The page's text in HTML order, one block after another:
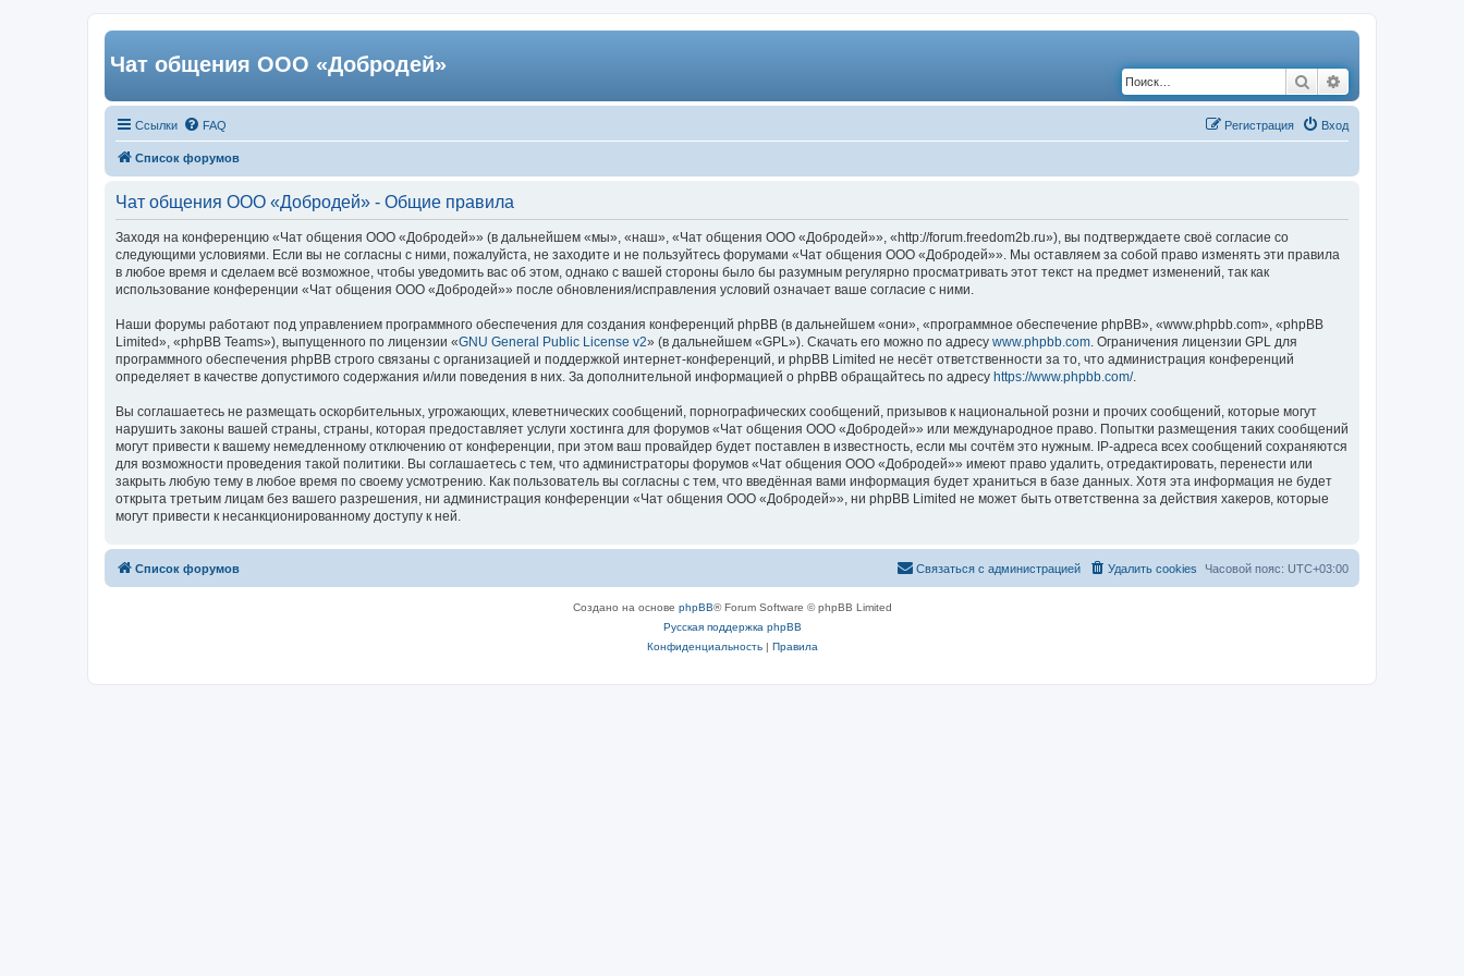
Чат общения ООО «Добродей»
Поиск
Ссылки FAQ Вход
Регистрация
Список форумов
Чат общения ООО «Добродей» - Общие правила
Заходя на конференцию «Чат общения ООО «Добродей»» (в дальнейшем «мы», «наш», «Чат общения ООО «Добродей»», «http://forum.freedom2b.ru»), вы подтверждаете своё согласие со
следующими условиями. Если вы не согласны с ними, пожалуйста, не заходите и не пользуйтесь форумами «Чат общения ООО «Добродей»». Мы оставляем за собой право изменять эти правила
в любое время и сделаем всё возможное, чтобы уведомить вас об этом, однако с вашей стороны было бы разумным регулярно просматривать этот текст на предмет изменений, так как
использование конференции «Чат общения ООО «Добродей»» после обновления/исправления условий означает ваше согласие с ними.
Наши форумы работают под управлением программного обеспечения для создания конференций phpBB (в дальнейшем «они», «программное обеспечение phpBB», «www.phpbb.com», «phpBB
Limited», «phpBB Teams»), выпущенного по лицензии «GNU General Public License v2» (в дальнейшем «GPL»). Скачать его можно по адресу www.phpbb.com . Ограничения лицензии GPL для
программного обеспечения phpBB строго связаны с организацией и поддержкой интернет-конференций, и phpBB Limited не несёт ответственности за то, что администрация конференций
определяет в качестве допустимого содержания и/или поведения в них. За дополнительной информацией о phpBB обращайтесь по адресу https://www.phpbb.com/.
Вы соглашаетесь не размещать оскорбительных, угрожающих, клеветнических сообщений, порнографических сообщений, призывов к национальной розни и прочих сообщений, которые могут
нарушить законы вашей страны, страны, которая предоставляет услуги хостинга для форумов «Чат общения ООО «Добродей»» или международное право. Попытки размещения таких сообщений
могут привести к вашему немедленному отключению от конференции, при этом ваш провайдер будет поставлен в известность, если мы сочтём это нужным. IP-адреса всех сообщений сохраняются
для возможности проведения такой политики. Вы соглашаетесь с тем, что администраторы форумов «Чат общения ООО «Добродей»» имеют право удалить, отредактировать, перенести или
закрыть любую тему в любое время по своему усмотрению. Как пользователь вы согласны с тем, что введённая вами информация будет храниться в базе данных. Хотя эта информация не будет
открыта третьим лицам без вашего разрешения, ни администрация конференции «Чат общения ООО «Добродей»», ни phpBB Limited не может быть ответственна за действия хакеров, которые
могут привести к несанкционированному доступу к ней.
Список форумов Часовой пояс: UTC+03:00
Удалить cookies
Связаться с администрацией
Создано на основе phpBB® Forum Software © phpBB Limited
Русская поддержка phpBB
Конфиденциальность| Правила